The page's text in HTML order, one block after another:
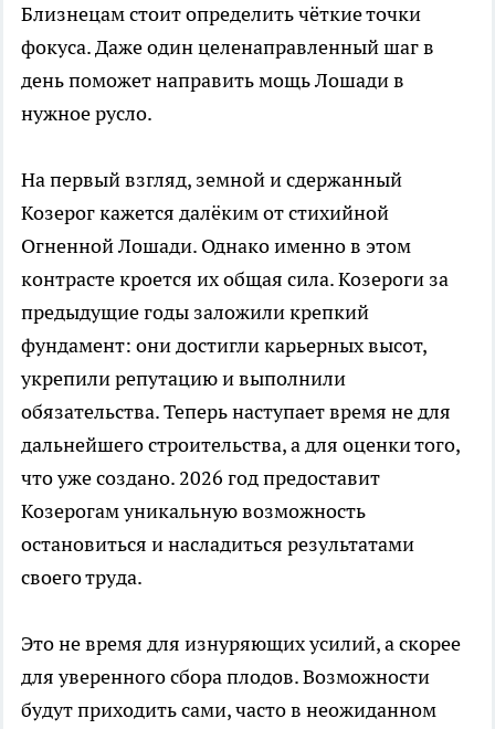
Близнецам стоит определить чёткие точки
фокуса. Даже один целенаправленный шаг в
день поможет направить мощь Лошади в
нужное русло.
На первый взгляд, земной и сдержанный
Козерог кажется далёким от стихийной
Огненной Лошади. Однако именно в этом
контрасте кроется их общая сила. Козероги за
предыдущие годы заложили крепкий
фундамент: они достигли карьерных высот,
укрепили репутацию и выполнили
обязательства. Теперь наступает время не для
дальнейшего строительства, а для оценки того,
что уже создано. 2026 год предоставит
Козерогам уникальную возможность
остановиться и насладиться результатами
своего труда.
Это не время для изнуряющих усилий, а скорее
для уверенного сбора плодов. Возможности
будут приходить сами, часто в неожиданном